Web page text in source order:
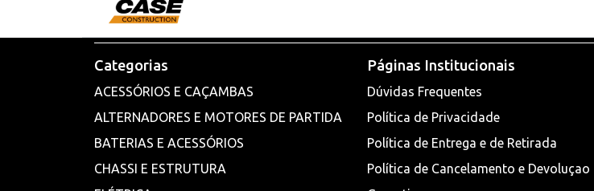
Categorias
ACESSÓRIOS E CAÇAMBAS
ALTERNADORES E MOTORES DE PARTIDA
BATERIAS E ACESSÓRIOS
CHASSI E ESTRUTURA
Páginas Institucionais
Dúvidas Frequentes
Política de Privacidade
Política de Entrega e de Retirada
Política de Cancelamento e Devoluçao